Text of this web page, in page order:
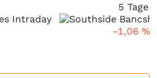
5 Tage
-1,06 %